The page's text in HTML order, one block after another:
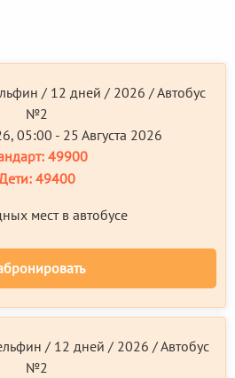
/ 12 дней / 2026 / Автобус
№2
05:00 - 25 Августа 2026
49900
49400
мест в автобусе
/ 12 дней / 2026 / Автобус
№2